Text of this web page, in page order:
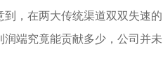
到，在两大传统渠道双双失速的
端究竟能贡献多少，公司并未